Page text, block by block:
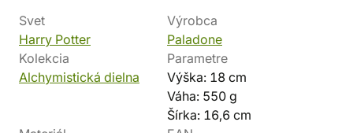
Svet
Harry Potter
Výrobca
Paladone
Kolekcia
Alchymistická dielna
Parametre
Výška: 18 cm
Váha: 550 g
Šírka: 16,6 cm